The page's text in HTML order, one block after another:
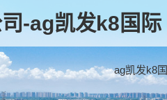
-ag凯发k8国际
ag凯发k8国